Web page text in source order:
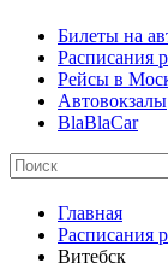
Билеты на
Расписания
Рейсы в
Автовокзалы
BlaBlaCar
Главная
Расписания
Витебск